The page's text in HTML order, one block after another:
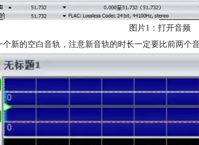
图片1：打开音频
个新的空白音轨，注意新音轨的时长一定要比前两个